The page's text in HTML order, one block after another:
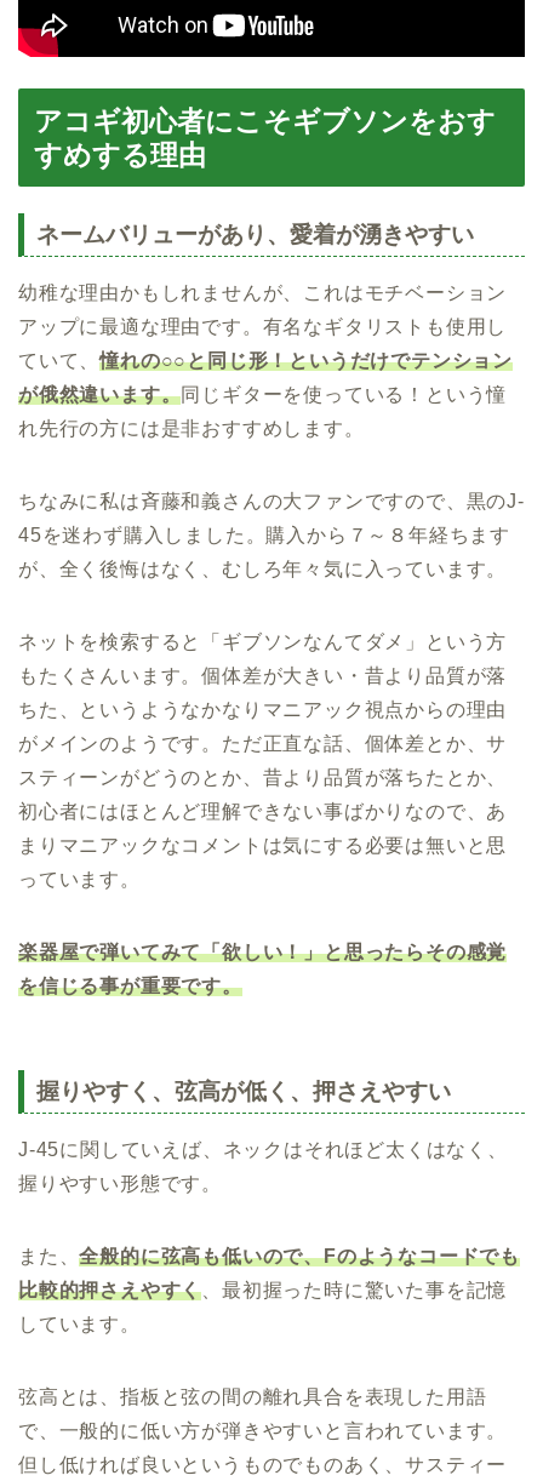
アコギ初心者にこそギブソンをおす
すめする理由
ネームバリューがあり、愛着が湧きやすい
幼稚な理由かもしれませんが、これはモチベーション
アップに最適な理由です。有名なギタリストも使用し
ていて、憧れの○○と同じ形！というだけでテンション
が俄然違います。同じギターを使っている！という憧
れ先行の方には是非おすすめします。
ちなみに私は斉藤和義さんの大ファンですので、黒のJ-
45を迷わず購入しました。購入から７～８年経ちます
が、全く後悔はなく、むしろ年々気に入っています。
ネットを検索すると「ギブソンなんてダメ」という方
もたくさんいます。個体差が大きい・昔より品質が落
ちた、というようなかなりマニアック視点からの理由
がメインのようです。ただ正直な話、個体差とか、サ
スティーンがどうのとか、昔より品質が落ちたとか、
初心者にはほとんど理解できない事ばかりなので、あ
まりマニアックなコメントは気にする必要は無いと思
っています。
楽器屋で弾いてみて「欲しい！」と思ったらその感覚
を信じる事が重要です。
握りやすく、弦高が低く、押さえやすい
J-45に関していえば、ネックはそれほど太くはなく、
握りやすい形態です。
また、全般的に弦高も低いので、Fのようなコードでも
比較的押さえやすく 、最初握った時に驚いた事を記憶
しています。
弦高とは、指板と弦の間の離れ具合を表現した用語
で、一般的に低い方が弾きやすいと言われています。
但し低ければ良いというものでものあく、サスティー